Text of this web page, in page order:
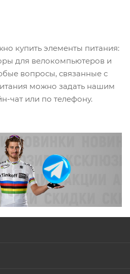
купить элементы питания:
для велокомпьютеров и
вопросы, связанные с
можно задать нашим
чат или по телефону.